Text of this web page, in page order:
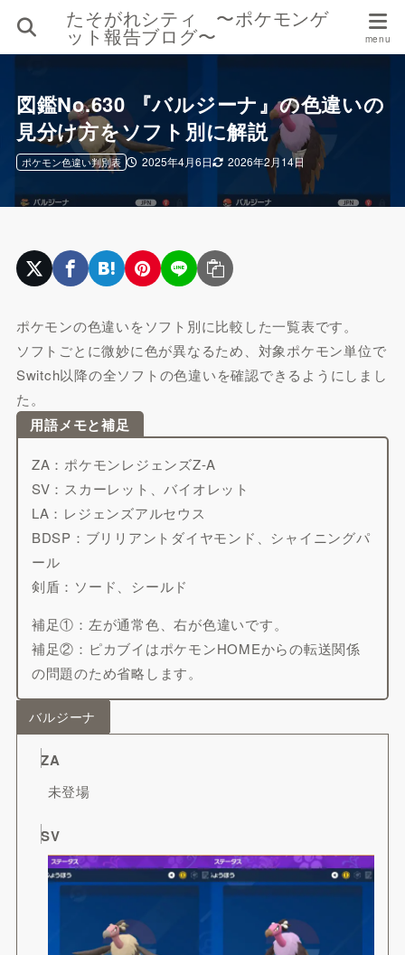
たそがれシティ 〜ポケモンゲ
ット報告ブログ〜
図鑑No.630 『バルジーナ』の色違いの
見分け方をソフト別に解説
2025年4月6日 2026年2月14日
ポケモン色違い判別表
ポケモンの色違いをソフト別に比較した一覧表です。
ソフトごとに微妙に色が異なるため、対象ポケモン単位で
Switch以降の全ソフトの色違いを確認できるようにしまし
た。
用語メモと補足
ZA：ポケモンレジェンズZ-A
SV：スカーレット、バイオレット
LA：レジェンズアルセウス
BDSP：ブリリアントダイヤモンド、シャイニングパ
ール
剣盾：ソード、シールド
補足①：左が通常色、右が色違いです。
補足②：ピカブイはポケモンHOMEからの転送関係
の問題のため省略します。
バルジーナ
ZA
未登場
SV